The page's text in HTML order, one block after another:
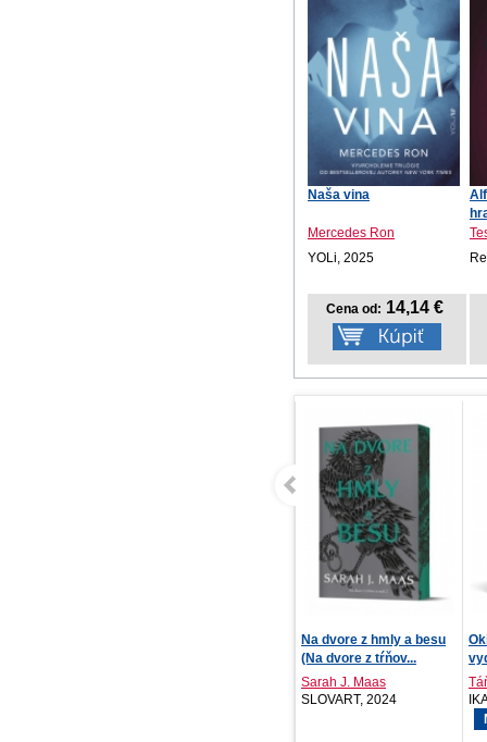
Naša vina
Mercedes Ron
YOLi, 2025
Cena od: 14,14 €
Okienko do snov, 3.
vydanie
Táňa Keleová-Vasilko...
IKAR, 2026